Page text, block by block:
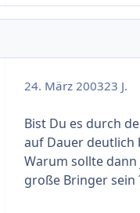
24. März 200323 J.
Bist Du es durch
auf Dauer deutlich
Warum sollte
große Bringer sein